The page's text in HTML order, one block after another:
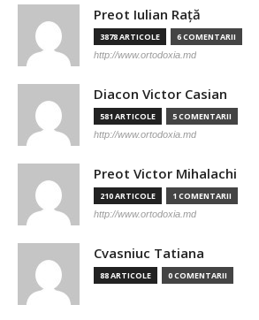
Preot Iulian Raţă
3878 ARTICOLE 6 COMENTARII
http://www.ortodoxia.md
Diacon Victor Casian
581 ARTICOLE 5 COMENTARII
http://www.ortodoxia.md
Preot Victor Mihalachi
210 ARTICOLE 1 COMENTARII
http://www.ortodoxia.md
Cvasniuc Tatiana
88 ARTICOLE 0 COMENTARII